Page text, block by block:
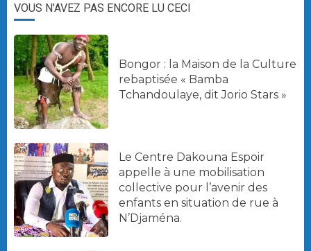
VOUS N'AVEZ PAS ENCORE LU CECI
Bongor : la Maison de la Culture
rebaptisée « Bamba
Tchandoulaye, dit Jorio Stars »
Le Centre Dakouna Espoir
appelle à une mobilisation
collective pour l’avenir des
enfants en situation de rue à
N’Djaména.